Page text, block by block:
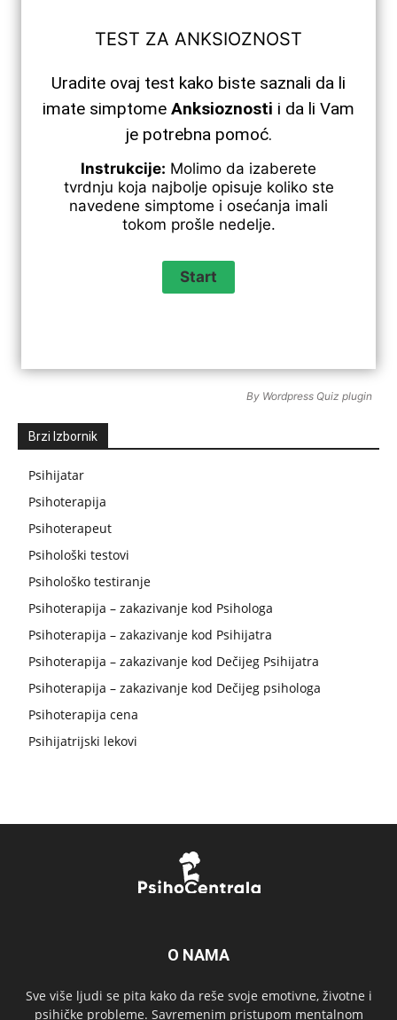
TEST ZA ANKSIOZNOST
Uradite ovaj test kako biste saznali da li
imate simptome Anksioznosti i da li Vam
je potrebna pomoć.
Instrukcije: Molimo da izaberete
tvrdnju koja najbolje opisuje koliko ste
navedene simptome i osećanja imali
tokom prošle nedelje.
By Wordpress Quiz plugin
Brzi Izbornik
Psihijatar
Psihoterapija
Psihoterapeut
Psihološki testovi
Psihološko testiranje
Psihoterapija – zakazivanje kod Psihologa
Psihoterapija – zakazivanje kod Psihijatra
Psihoterapija – zakazivanje kod Dečijeg Psihijatra
Psihoterapija – zakazivanje kod Dečijeg psihologa
Psihoterapija cena
Psihijatrijski lekovi
O NAMA
Sve više ljudi se pita kako da reše svoje emotivne, životne i
psihičke probleme. Savremenim pristupom mentalnom